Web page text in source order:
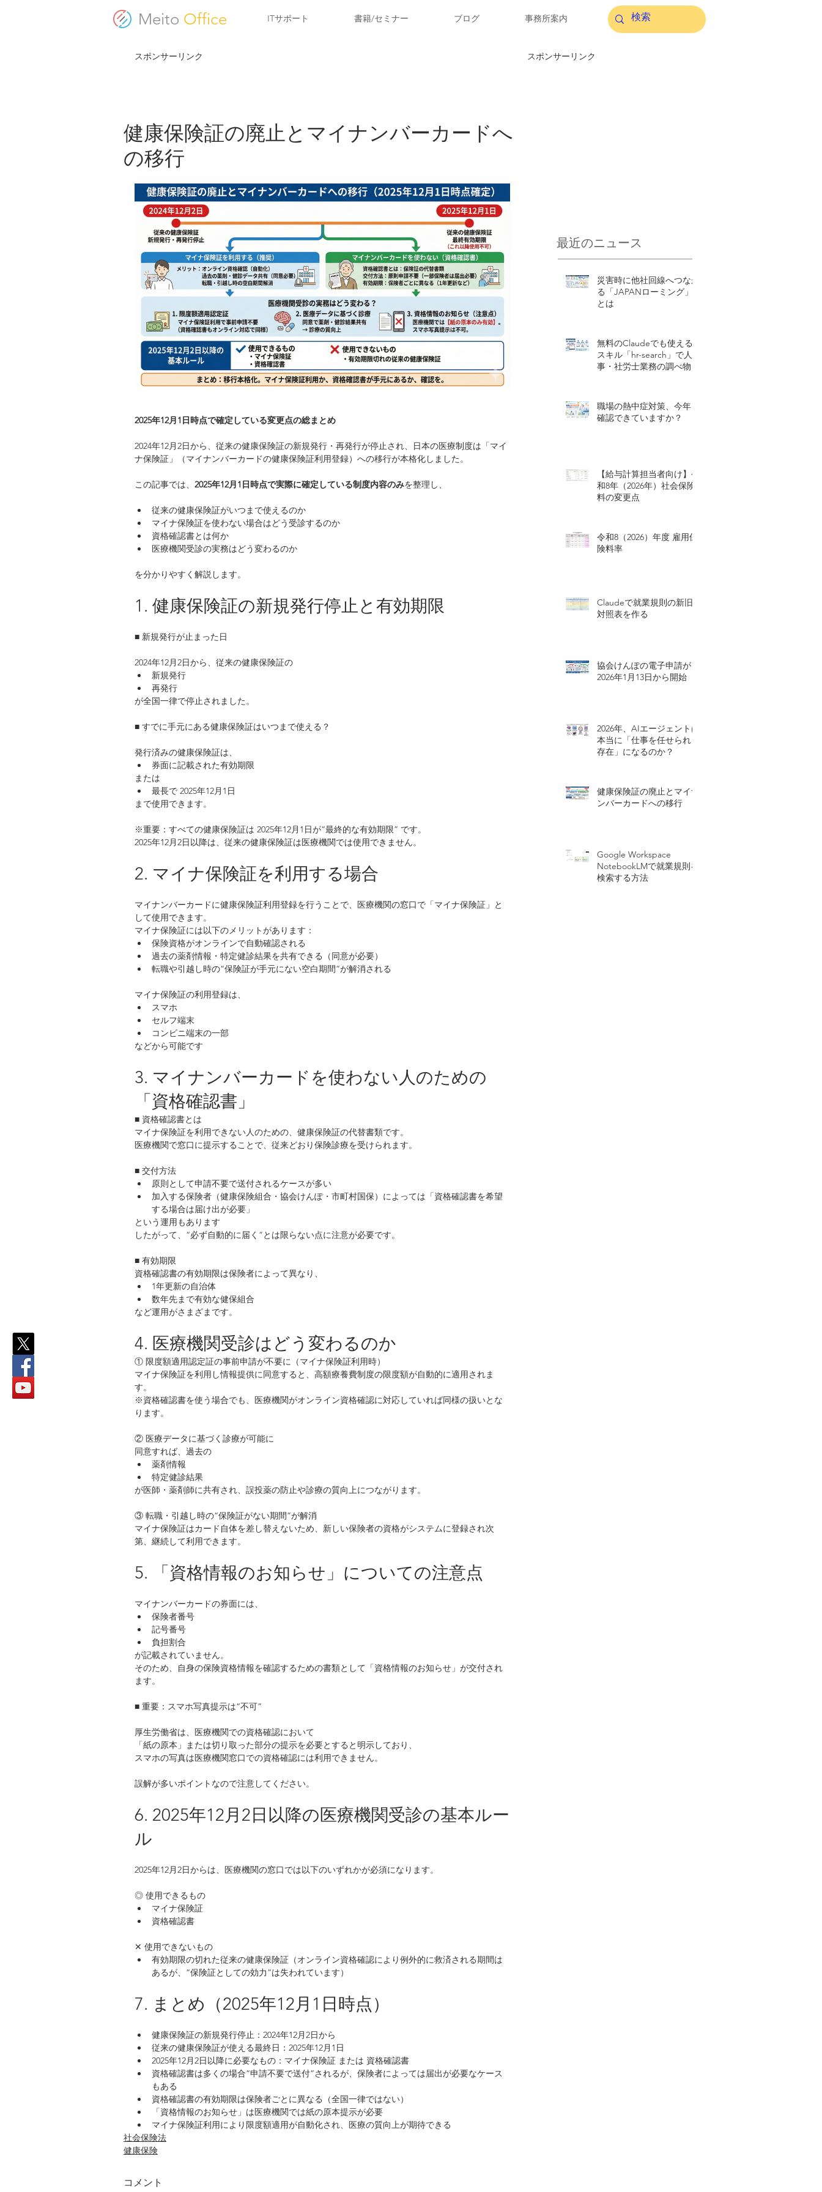
Meito Office ITサポート 書籍/セミナー ブログ 事務所案内
スポンサーリンク スポンサーリンク
災害時に他社回線へつなが
る「JAPANローミング」
とは
無料のClaudeでも使える
スキル「hr-search」で人
事・社労士業務の調べ物を
職場の熱中症対策、今年も
確認できていますか？
【給与計算担当者向け】令
和8年（2026年）社会保険
料の変更点
令和8（2026）年度 雇用保
険料率
Claudeで就業規則の新旧
対照表を作る
協会けんぽの電子申請が
2026年1月13日から開始
2026年、AIエージェントは
本当に「仕事を任せられる
存在」になるのか？
健康保険証の廃止とマイナ
ンバーカードへの移行
Google Workspace
NotebookLMで就業規則を
検索する方法
最近のニュース
健康保険証の廃止とマイナンバーカードへ
の移行
2025年12月1日時点で確定している変更点の総まとめ
2024年12月2日から、従来の健康保険証の新規発行・再発行が停止され、日本の医療制度は「マイ
ナ保険証」（マイナンバーカードの健康保険証利用登録）への移行が本格化しました。
この記事では、 2025年12月1日時点で実際に確定している制度内容のみを整理し、
従来の健康保険証がいつまで使えるのか
マイナ保険証を使わない場合はどう受診するのか
資格確認書とは何か
医療機関受診の実務はどう変わるのか
を分かりやすく解説します。
1. 健康保険証の新規発行停止と有効期限
■ 新規発行が止まった日
2024年12月2日から、従来の健康保険証の
新規発行
再発行
が全国一律で停止されました。
■ すでに手元にある健康保険証はいつまで使える？
発行済みの健康保険証は、
券面に記載された有効期限
または
最長で 2025年12月1日
まで使用できます。
※重要：すべての健康保険証は 2025年12月1日が“最終的な有効期限” です。
2025年12月2日以降は、従来の健康保険証は医療機関では使用できません。
2. マイナ保険証を利用する場合
マイナンバーカードに健康保険証利用登録を行うことで、医療機関の窓口で「マイナ保険証」と
して使用できます。
マイナ保険証には以下のメリットがあります：
保険資格がオンラインで自動確認される
過去の薬剤情報・特定健診結果を共有できる（同意が必要）
転職や引越し時の“保険証が手元にない空白期間”が解消される
マイナ保険証の利用登録は、
スマホ
セルフ端末
コンビニ端末の一部
などから可能です
3. マイナンバーカードを使わない人のための
「資格確認書」
■ 資格確認書とは
マイナ保険証を利用できない人のための、健康保険証の代替書類です。
医療機関で窓口に提示することで、従来どおり保険診療を受けられます。
■ 交付方法
原則として申請不要で送付されるケースが多い
加入する保険者（健康保険組合・協会けんぽ・市町村国保）によっては「資格確認書を希望
する場合は届け出が必要」
という運用もあります
したがって、“必ず自動的に届く”とは限らない点に注意が必要です。
■ 有効期限
資格確認書の有効期限は保険者によって異なり、
1年更新の自治体
数年先まで有効な健保組合
など運用がさまざまです。
4. 医療機関受診はどう変わるのか
① 限度額適用認定証の事前申請が不要に（マイナ保険証利用時）
マイナ保険証を利用し情報提供に同意すると、高額療養費制度の限度額が自動的に適用されま
す。
※資格確認書を使う場合でも、医療機関がオンライン資格確認に対応していれば同様の扱いとな
ります。
② 医療データに基づく診療が可能に
同意すれば、過去の
薬剤情報
特定健診結果
が医師・薬剤師に共有され、誤投薬の防止や診療の質向上につながります。
③ 転職・引越し時の“保険証がない期間”が解消
マイナ保険証はカード自体を差し替えないため、新しい保険者の資格がシステムに登録され次
第、継続して利用できます。
5. 「資格情報のお知らせ」についての注意点
マイナンバーカードの券面には、
保険者番号
記号番号
負担割合
が記載されていません。
そのため、自身の保険資格情報を確認するための書類として「資格情報のお知らせ」が交付され
ます。
■ 重要：スマホ写真提示は“不可”
厚生労働省は、医療機関での資格確認において
「紙の原本」または切り取った部分の提示を必要とすると明示しており、
スマホの写真は医療機関窓口での資格確認には利用できません。
誤解が多いポイントなので注意してください。
6. 2025年12月2日以降の医療機関受診の基本ルー
ル
2025年12月2日からは、医療機関の窓口では以下のいずれかが必須になります。
◎ 使用できるもの
マイナ保険証
資格確認書
✕ 使用できないもの
有効期限の切れた従来の健康保険証（オンライン資格確認により例外的に救済される期間は
あるが、“保険証としての効力”は失われています）
7. まとめ（2025年12月1日時点）
健康保険証の新規発行停止：2024年12月2日から
従来の健康保険証が使える最終日：2025年12月1日
2025年12月2日以降に必要なもの：マイナ保険証 または 資格確認書
資格確認書は多くの場合“申請不要で送付”されるが、保険者によっては届出が必要なケース
もある
資格確認書の有効期限は保険者ごとに異なる（全国一律ではない）
「資格情報のお知らせ」は医療機関では紙の原本提示が必要
マイナ保険証利用により限度額適用が自動化され、医療の質向上が期待できる
社会保険法
健康保険
コメント